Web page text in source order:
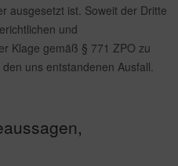
ausgesetzt ist. Soweit der Dritte
und
Klage gemäß § 771 ZPO zu
uns entstandenen Ausfall.